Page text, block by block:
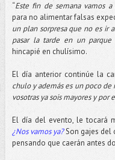
“Este fin de semana vamos
para no alimentar falsas
un plan sorpresa que no es ir
pasar la tarde en un
hincapié en chulísimo.
El día anterior continúe la
chulo y además es un poco
vosotras ya sois mayores y
El día del evento, le tocará
¿Nos vamos ya?Son gajes del
pensando que caerán antes